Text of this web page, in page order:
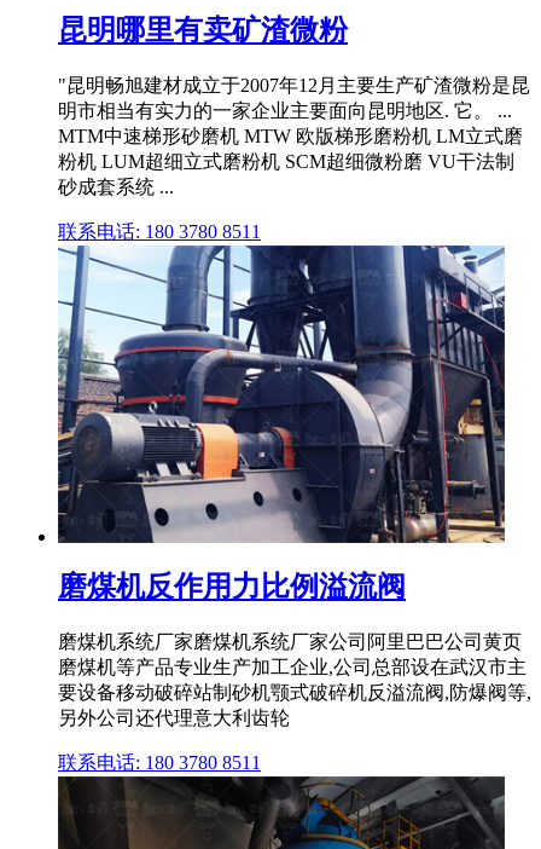
昆明哪里有卖矿渣微粉
"昆明畅旭建材成立于2007年12月主要生产矿渣微粉是昆
明市相当有实力的一家企业主要面向昆明地区. 它。 ...
MTM中速梯形砂磨机 MTW 欧版梯形磨粉机 LM立式磨
粉机 LUM超细立式磨粉机 SCM超细微粉磨 VU干法制
砂成套系统 ...
联系电话: 180 3780 8511
磨煤机反作用力比例溢流阀
磨煤机系统厂家磨煤机系统厂家公司阿里巴巴公司黄页
磨煤机等产品专业生产加工企业,公司总部设在武汉市主
要设备移动破碎站制砂机颚式破碎机反溢流阀,防爆阀等,
另外公司还代理意大利齿轮
联系电话: 180 3780 8511